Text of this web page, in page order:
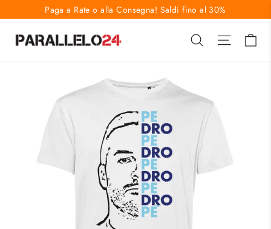
direttamente
Paga a Rate o alla Consegna! Saldi fino al 30%
Cerca